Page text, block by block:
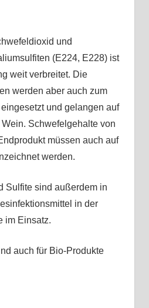
und
(E224, E228) ist
weit verbreitet. Die
werden aber auch zum
und gelangen auf
Schwefelgehalte von
müssen auch auf
werden.
Sulfite sind außerdem in
in der
im Einsatz.
auch für Bio-Produkte